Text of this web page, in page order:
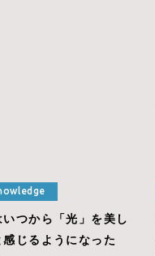
いつから「光」を美し
感じるようになった